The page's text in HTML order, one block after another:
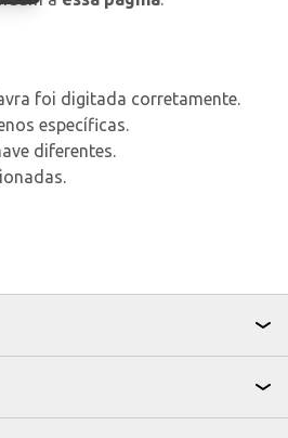
foi digitada corretamente.
específicas.
diferentes.